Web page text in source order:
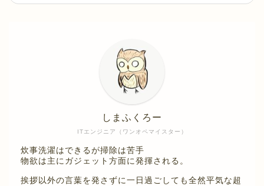
ITエンジニア（ワンオペマイスター）
しまふくろー
炊事洗濯はできるが掃除は苦手
物欲は主にガジェット方面に発揮される。
挨拶以外の言葉を発さずに一日過ごしても全然平気な超